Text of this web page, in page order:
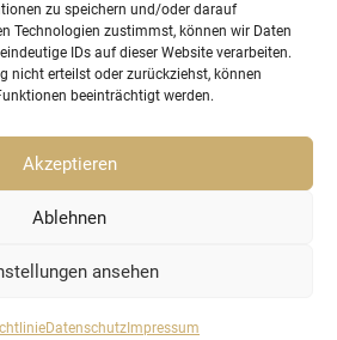
zu speichern und/oder darauf
Technologien zustimmst, können wir Daten
IDs auf dieser Website verarbeiten.
nicht erteilst oder zurückziehst, können
beeinträchtigt werden.
Akzeptieren
Ablehnen
ansehen
Datenschutz Impressum
widerrufen
Impressum
Datenschutz
für Pferde aller Rassen.